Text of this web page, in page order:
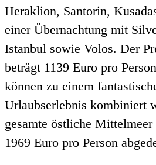
Heraklion, Santorin,
einer Übernachtung mit
Istanbul sowie Volos. Der
beträgt 1139 Euro pro
können zu einem
Urlaubserlebnis kombiniert
gesamte östliche
1969 Euro pro Person